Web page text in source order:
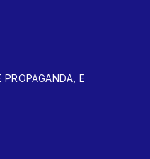
PROPAGANDA, E